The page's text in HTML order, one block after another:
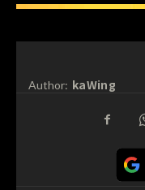
Author: kaWing